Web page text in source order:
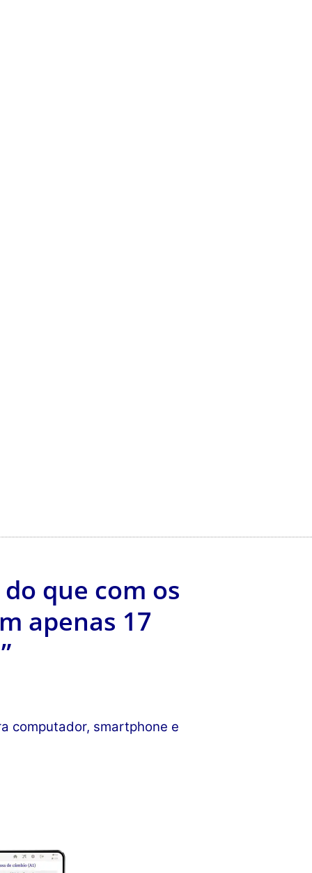
que com os
apenas 17
computador, smartphone e